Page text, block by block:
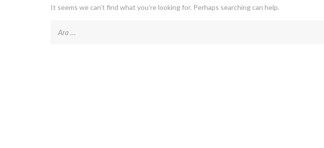
It seems we can’t find what you’re looking for. Perhaps searching can help.